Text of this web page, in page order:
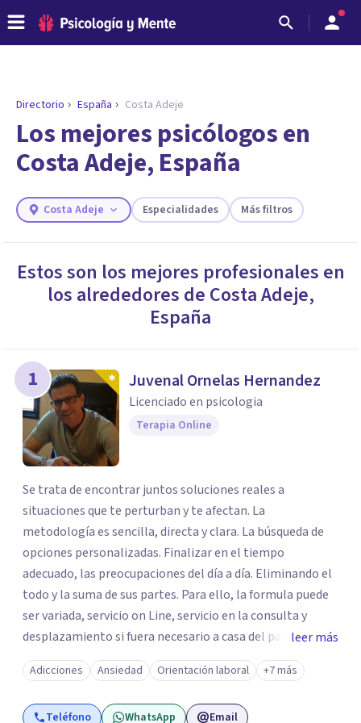
ENCONTRAR MI TERAPEUTA
¿Necesitas ayuda para encontrar el
psicólogo adecuado?
Responde a unas breves preguntas y te ofreceremos
necesidades.
Directorio España Costa Adeje
Los mejores psicólogos en
Costa Adeje, España
Costa Adeje Especialidades Más filtros
Estos son los mejores profesionales en
los alrededores de Costa Adeje,
España
1 Juvenal Ornelas Hernandez
Licenciado en psicologia
Terapia Online
Se trata de encontrar juntos soluciones reales a
situaciones que te perturban y te afectan. La
metodología es sencilla, directa y clara. La búsqueda de
opciones personalizadas. Finalizar en el tiempo
adecuado, las preocupaciones del día a día. Eliminando el
todo y la suma de sus partes. Para ello, la formula puede
ser variada, servicio on Line, servicio en la consulta y
desplazamiento si fuera necesario a casa del paciente.
Todos los caminos para una sola solucionar, erradicar en
el menor tiempo posible el estado de sufrimiento que
puedas estar padeciendo en este momento. Solo debes
leer más
Adicciones Ansiedad Orientación laboral +7 más
Teléfono WhatsApp Email